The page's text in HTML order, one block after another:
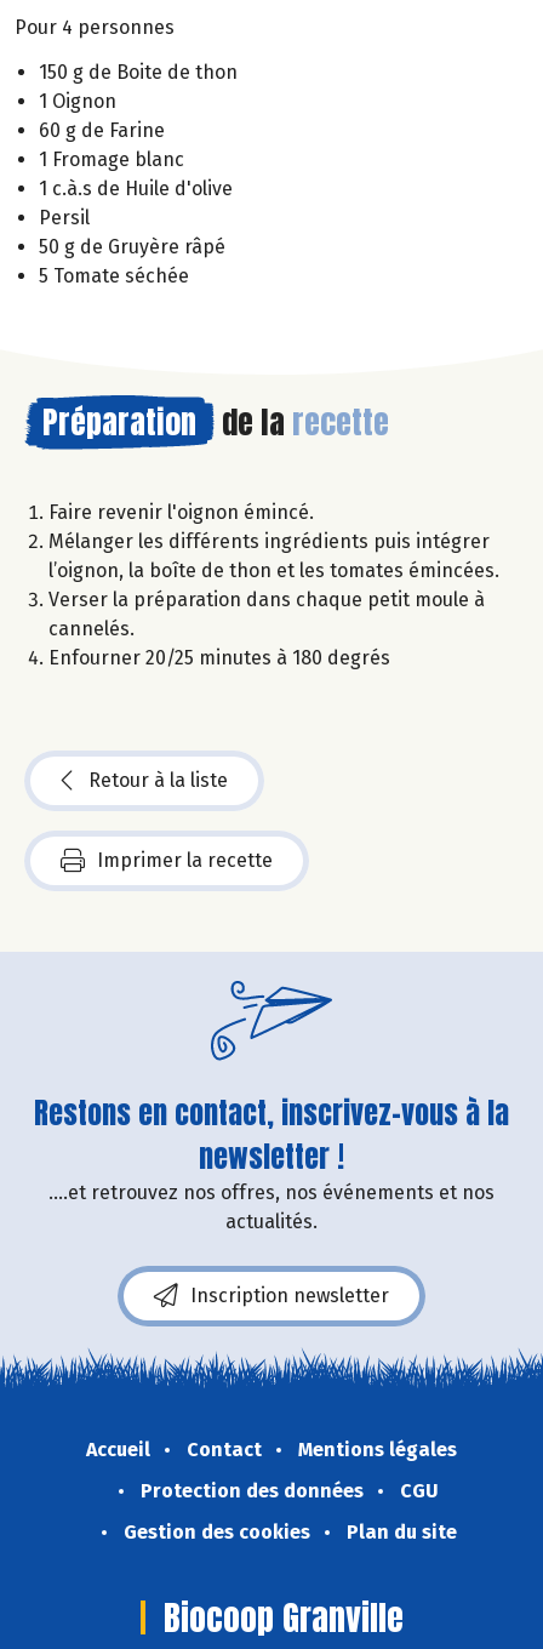
Pour 4 personnes
150 g de Boite de thon
1 Oignon
60 g de Farine
1 Fromage blanc
1 c.à.s de Huile d'olive
Persil
50 g de Gruyère râpé
5 Tomate séchée
Préparation de la recette
Faire revenir l'oignon émincé.
Mélanger les différents ingrédients puis intégrer
l’oignon, la boîte de thon et les tomates émincées.
Verser la préparation dans chaque petit moule à
cannelés.
Enfourner 20/25 minutes à 180 degrés
Retour à la liste
Imprimer la recette
Restons en contact, inscrivez-vous à la
newsletter !
....et retrouvez nos offres, nos événements et nos
actualités.
Inscription newsletter
Accueil Contact
Mentions légales
Protection des données
CGU
Gestion des cookies
Plan du site
Biocoop Granville